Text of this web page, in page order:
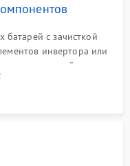
батарей с зачисткой
инвертора или
радиодеталей.
дорожек и